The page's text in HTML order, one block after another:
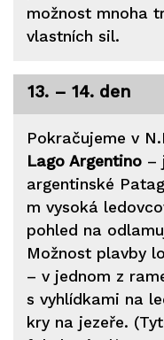
možnost mnoha
vlastních sil.
13. – 14. den
Pokračujeme v
Lago Argentino –
argentinské
m vysoká
pohled na
Možnost plavby
– v jednom z
s vyhlídkami na
kry na jezeře.